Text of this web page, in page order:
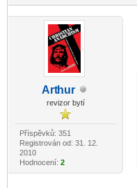
Arthur
revizor bytí
Příspěvků: 351
Registrován od: 31. 12.
2010
Hodnocení: 2